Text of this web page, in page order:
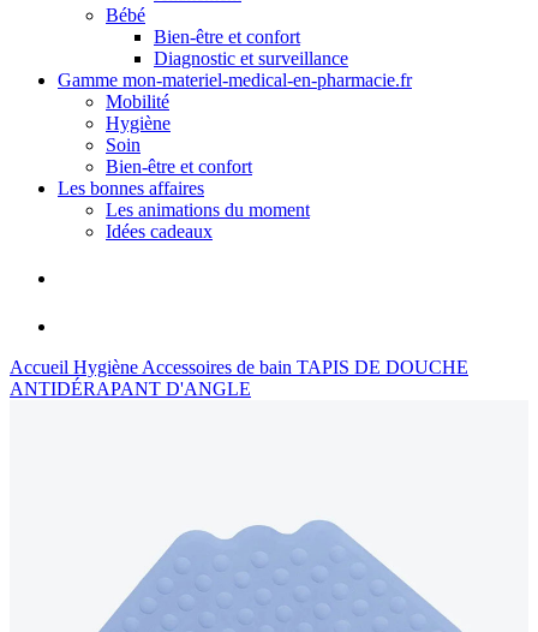
Bébé
Bien-être et confort
Diagnostic et surveillance
Gamme mon-materiel-medical-en-pharmacie.fr
Mobilité
Hygiène
Soin
Bien-être et confort
Les bonnes affaires
Les animations du moment
Idées cadeaux
Accueil Hygiène Accessoires de bain TAPIS DE DOUCHE
ANTIDÉRAPANT D'ANGLE